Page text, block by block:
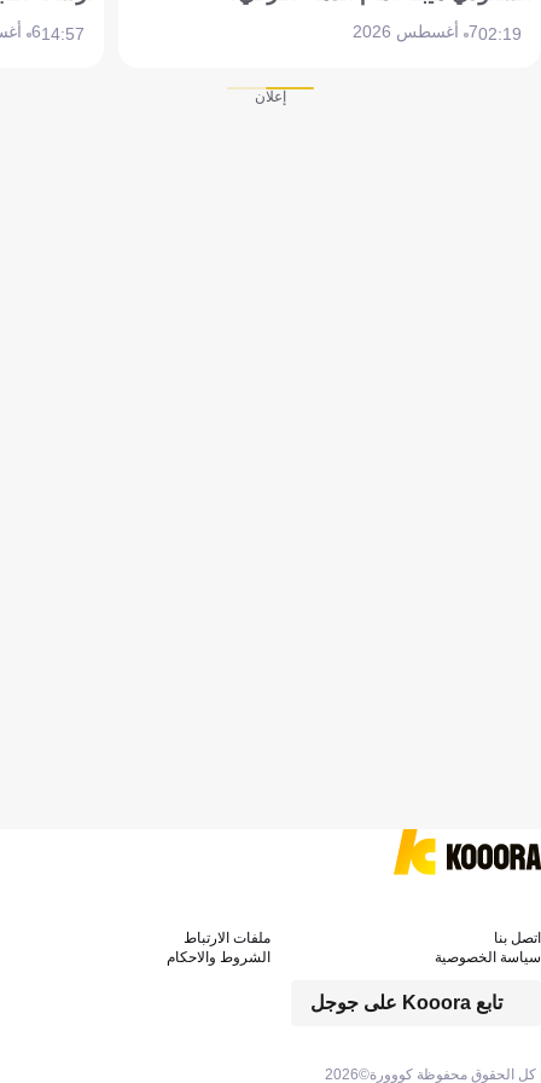
02:197 أغسطس 2026 14:576 أغسطس 2026
إعلان
كل الحقوق محفوظة كووورة©2026
تابع Kooora على جوجل
اتصل بنا
ملفات الارتباط
سياسة الخصوصية
الشروط والاحكام